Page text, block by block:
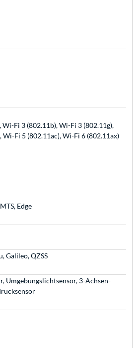
Wi-Fi 3 (802.11b), Wi-Fi 3 (802.11g),
Wi-Fi 5 (802.11ac), Wi-Fi 6 (802.11ax)
Edge
Galileo, QZSS
Umgebungslichtsensor, 3-Achsen-